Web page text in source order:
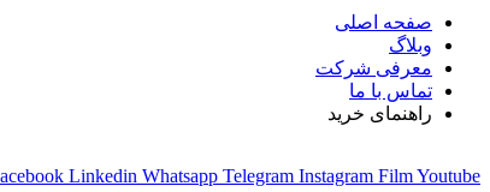
صفحه اصلی
وبلاگ
معرفی شرکت
تماس با ما
راهنمای خرید
Linkedin Whatsapp Telegram Instagram FilmYoutube